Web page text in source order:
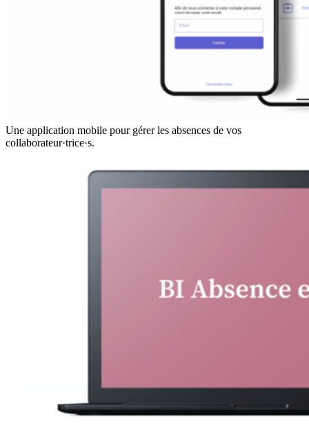
Une application mobile pour gérer les absences de vos
collaborateur·trice·s.